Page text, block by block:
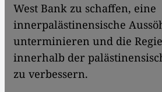
West Bank zu schaffen, eine
innerpalästinensische
unterminieren und die
innerhalb der
zu verbessern.